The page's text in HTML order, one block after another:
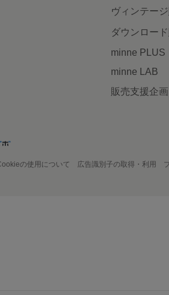
ヴィンテー
ダウンロー
minne PLUS
minne LAB
販売支援企
の使用について 広告識別子の取得・利用